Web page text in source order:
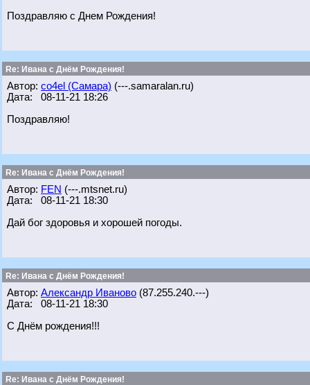
Поздравляю с Днем Рождения!
Re: Ивана с Днём Рождения!
Автор: co4el (Самара) (---.samaralan.ru)
Дата: 08-11-21 18:26
Поздравляю!
Re: Ивана с Днём Рождения!
Автор: FEN (---.mtsnet.ru)
Дата: 08-11-21 18:30
Дай бог здоровья и хорошей погоды.
Re: Ивана с Днём Рождения!
Автор: Александр Иваново (87.255.240.---)
Дата: 08-11-21 18:30
С Днём рождения!!!
Re: Ивана с Днём Рождения!